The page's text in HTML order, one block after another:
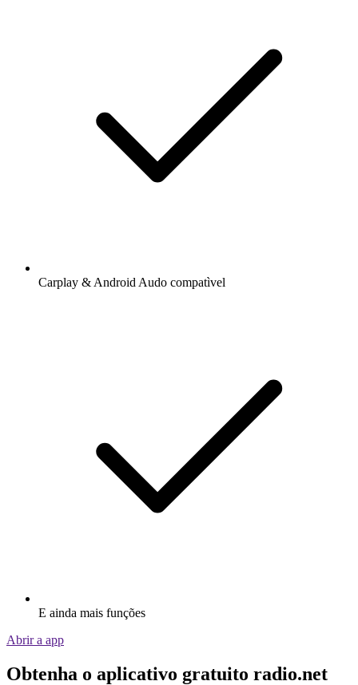
Carplay & Android Audo compatìvel
E ainda mais funções
Abrir a app
Obtenha o aplicativo gratuito radio.net